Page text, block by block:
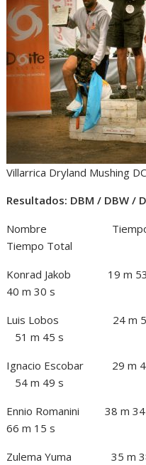
Villarrica Dryland Mushing
Resultados: DBM / DBW /
Nombre Tiempo
Tiempo Total
Konrad Jakob
40 m 30 s
Luis Lobos 24
51 m 45 s
Ignacio Escobar
54 m 49 s
Ennio Romanini
66 m 15 s
Zulema Yuma